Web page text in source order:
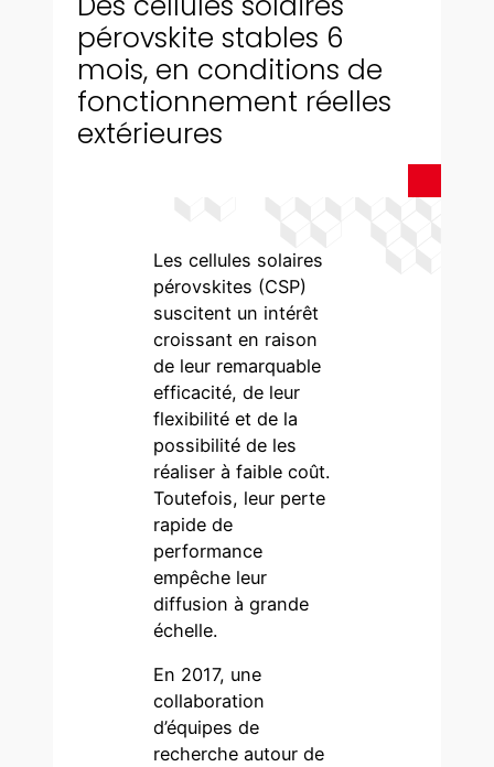
pérovskite stables 6
mois, en conditions de
fonctionnement réelles
extérieures
Les cellules solaires
pérovskites (CSP)
suscitent un intérêt
croissant en raison
de leur remarquable
efficacité, de leur
flexibilité et de la
possibilité de les
réaliser à faible coût.
Toutefois, leur perte
rapide de
performance
empêche leur
diffusion à grande
échelle.
En 2017, une
collaboration
d’équipes de
recherche autour de